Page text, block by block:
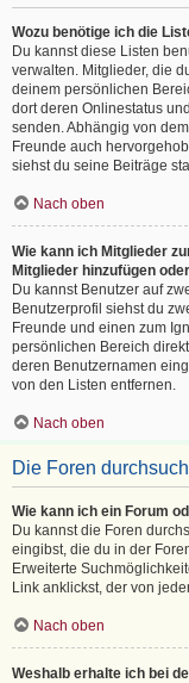
Wozu benötige ich die
Du kannst diese Listen
verwalten. Mitglieder, die
deinem persönlichen
dort deren Onlinestatus
senden. Abhängig von
Freunde auch
siehst du seine Beiträge
Nach oben
Wie kann ich Mitglieder
Mitglieder hinzufügen
Du kannst Benutzer auf
Benutzerprofil siehst du
Freunde und einen zum
persönlichen Bereich
deren Benutzernamen
von den Listen entfernen.
Nach oben
Die Foren
Wie kann ich ein Forum
Du kannst die Foren
eingibst, die du in der
Erweiterte
Link anklickst, der von
Nach oben
Weshalb erhalte ich bei